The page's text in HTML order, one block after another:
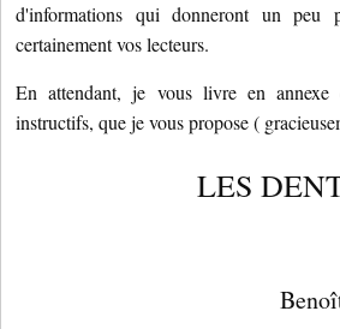
d'informations qui donneront un peu
certainement vos lecteurs.
En attendant, je vous livre en annexe
instructifs, que je vous propose (
LES